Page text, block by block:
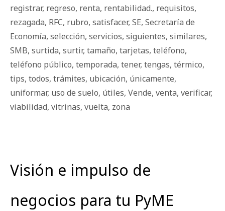
registrar, regreso, renta, rentabilidad., requisitos,
rezagada, RFC, rubro, satisfacer, SE, Secretaría de
Economía, selección, servicios, siguientes, similares,
SMB, surtida, surtir, tamaño, tarjetas, teléfono,
teléfono público, temporada, tener, tengas, térmico,
tips, todos, trámites, ubicación, únicamente,
uniformar, uso de suelo, útiles, Vende, venta, verificar,
viabilidad, vitrinas, vuelta, zona
Visión e impulso de
negocios para tu PyME